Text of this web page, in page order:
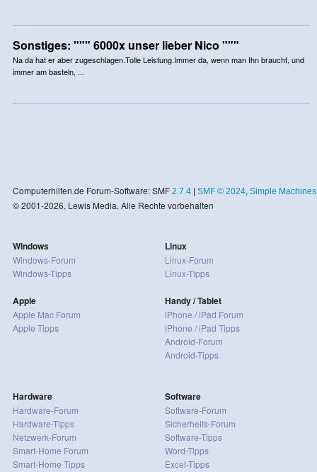
Sonstiges: """ 6000x unser lieber Nico """
Na da hat er aber zugeschlagen.Tolle Leistung.Immer da, wenn man Ihn braucht, und
immer am basteln, ...
Computerhilfen.de Forum-Software: SMF 2.7.4| SMF © 2024, Simple Machines
© 2001-2026, Lewis Media. Alle Rechte vorbehalten
Windows
Windows-Forum
Windows-Tipps
Apple
Apple Mac Forum
Apple Tipps
Linux
Linux-Forum
Linux-Tipps
Handy / Tablet
iPhone / iPad Forum
iPhone / iPad Tipps
Android-Forum
Android-Tipps
Hardware
Hardware-Forum
Hardware-Tipps
Netzwerk-Forum
Smart-Home Forum
Smart-Home Tipps
Software
Software-Forum
Sicherheits-Forum
Software-Tipps
Word-Tipps
Excel-Tipps